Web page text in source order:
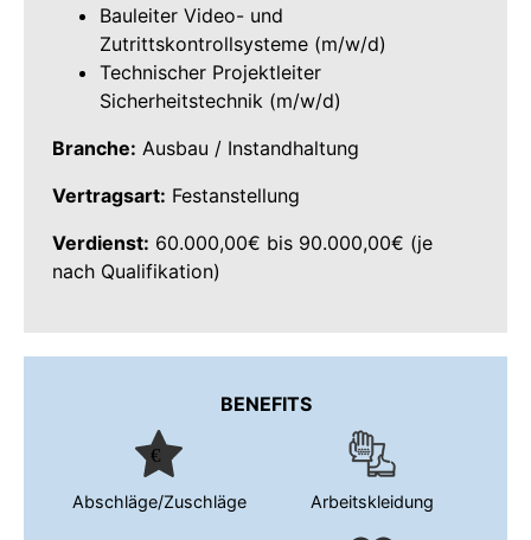
Bauleiter Video- und
Zutrittskontrollsysteme (m/w/d)
Technischer Projektleiter
Sicherheitstechnik (m/w/d)
Branche: Ausbau / Instandhaltung
Vertragsart: Festanstellung
Verdienst: 60.000,00€ bis 90.000,00€ (je
nach Qualifikation)
BENEFITS
Abschläge/Zuschläge Arbeitskleidung